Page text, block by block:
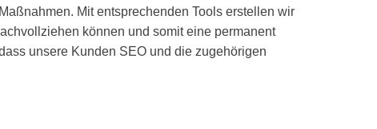
Mit entsprechenden Tools erstellen wir
können und somit eine permanent
unsere Kunden SEO und die zugehörigen